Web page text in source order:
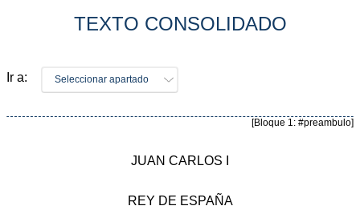
TEXTO CONSOLIDADO
Ir a: Seleccionar apartado
[Bloque 1: #preambulo]
JUAN CARLOS I
REY DE ESPAÑA